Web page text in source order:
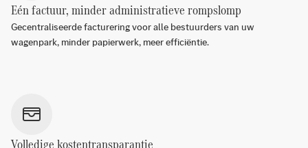
Eén factuur, minder administratieve rompslomp
Gecentraliseerde facturering voor alle bestuurders van uw
wagenpark, minder papierwerk, meer efficiëntie.